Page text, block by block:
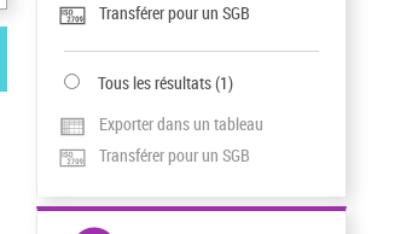
Transférer pour un SGB
Tous les résultats(1)
Exporter dans un tableau
Transférer pour un SGB